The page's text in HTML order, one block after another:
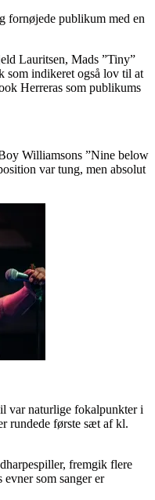
fornøjede publikum med en
Lauritsen, Mads ”Tiny”
som indikeret også lov til at
Herreras som publikums
Williamsons ”Nine below
var tung, men absolut
var naturlige fokalpunkter i
rundede første sæt af kl.
fremgik flere
som sanger er